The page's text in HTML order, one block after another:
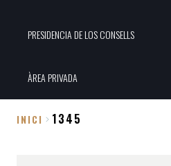
PRESIDENCIA DE LOS CONSELLS
ÀREA PRIVADA
INICI 1345